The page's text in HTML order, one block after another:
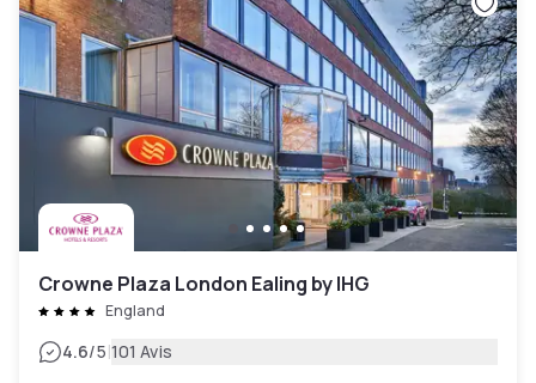
Crowne Plaza London Ealing by IHG
England
4.6/5|101 Avis